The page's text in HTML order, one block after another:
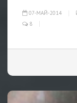
07-МАЙ-2014
8